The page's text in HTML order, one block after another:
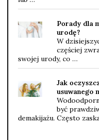
Porady dla
urodę?
W
częściej
swojej urody, co …
Jak
usuwanego
być
demakijażu. Często